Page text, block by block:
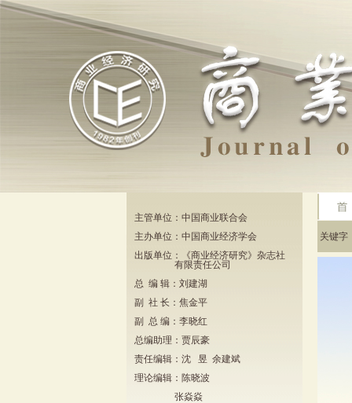
主管单位：中国商业联合会
主办单位：中国商业经济学会
出版单位：《商业经济研究》杂志社
有限责任公司
总 编 辑：刘建湖
副 社 长：焦金平
副 总 编：李晓红
总编助理：贾辰豪
责任编辑：沈 昱 余建斌
理论编辑：陈晓波
张焱焱
关键字